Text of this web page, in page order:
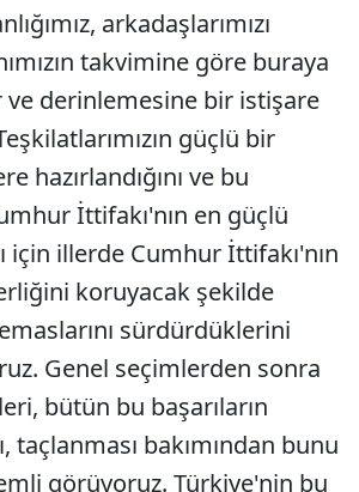
arkadaşlarımızı
takvimine göre buraya
derinlemesine bir istişare
güçlü bir
hazırlandığını ve bu
İttifakı'nın en güçlü
için illerde Cumhur İttifakı'nın
koruyacak şekilde
sürdürdüklerini
Genel seçimlerden sonra
bütün bu başarıların
taçlanması bakımından bunu
görüyoruz. Türkiye'nin bu